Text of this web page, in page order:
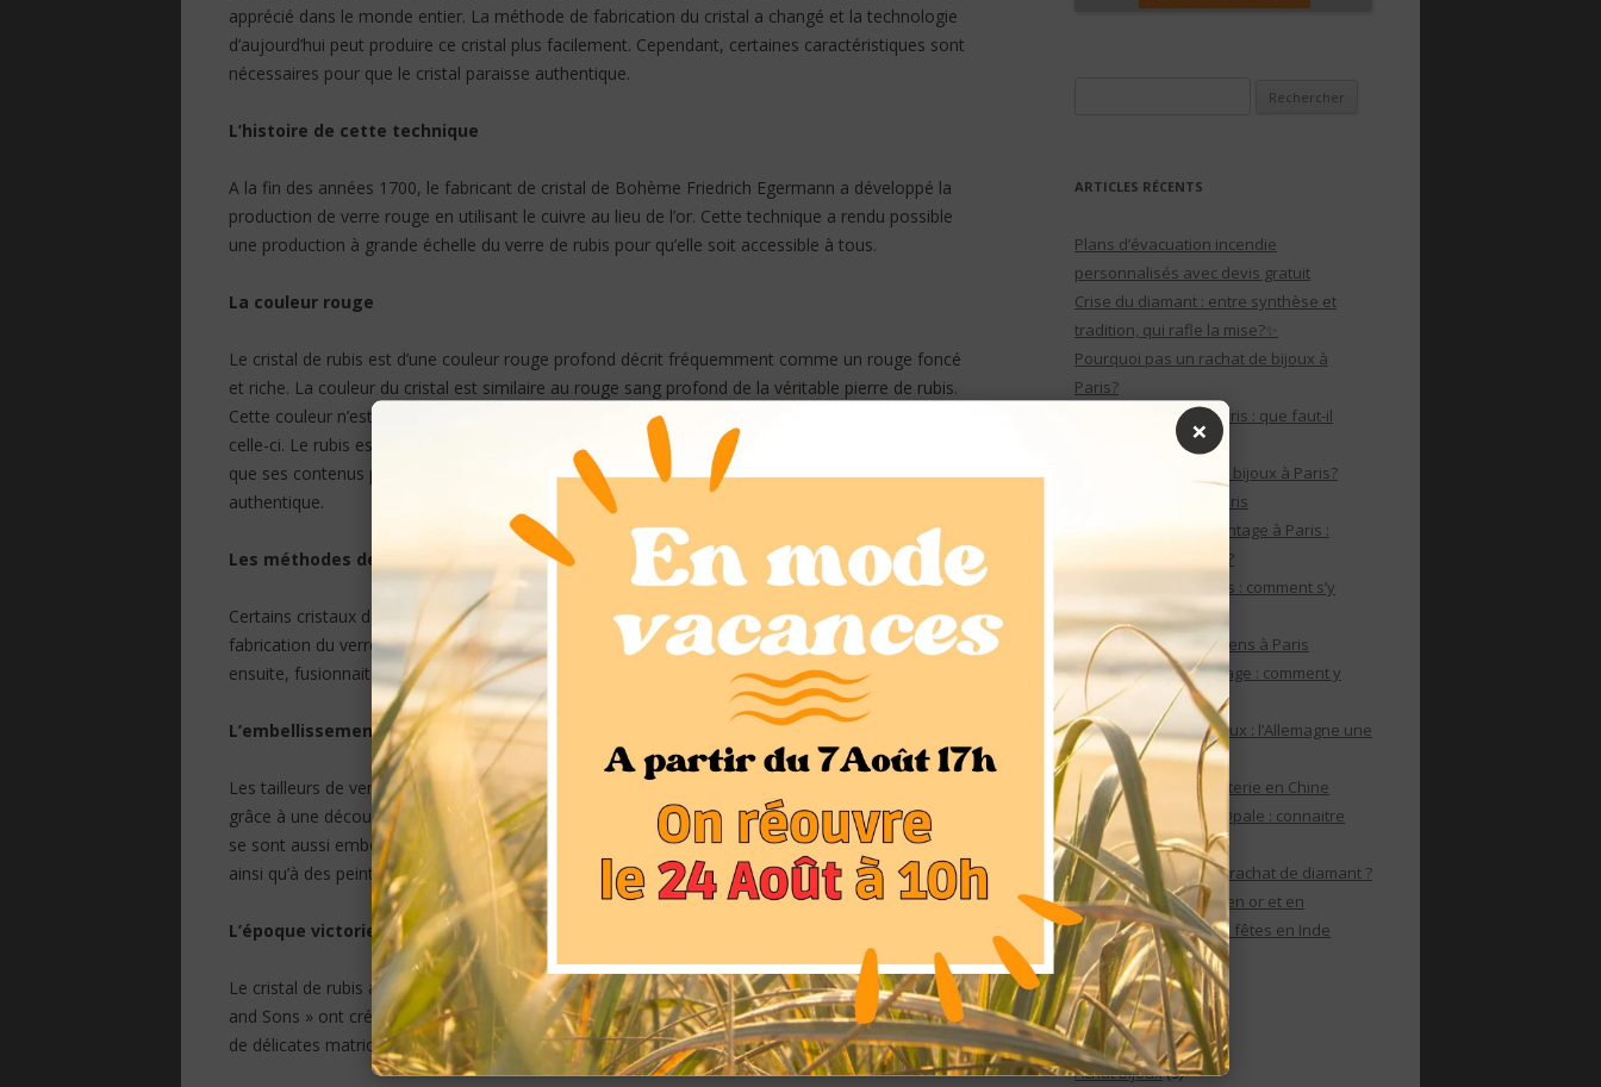
apprécié dans le monde entier. La méthode de fabrication du cristal a changé et la technologie
d’aujourd’hui peut produire ce cristal plus facilement. Cependant, certaines caractéristiques sont
nécessaires pour que le cristal paraisse authentique.
L’histoire de cette technique
A la fin des années 1700, le fabricant de cristal de Bohème Friedrich Egermann a développé la
production de verre rouge en utilisant le cuivre au lieu de l’or. Cette technique a rendu possible
une production à grande échelle du verre de rubis pour qu’elle soit accessible à tous.
La couleur rouge
Le cristal de rubis est d’une couleur rouge profond décrit fréquemment comme un rouge foncé
et riche. La couleur du cristal est similaire au rouge sang profond de la véritable pierre de rubis.
Cette couleur n’est pas complètement opaque et vous pouvez voir légèrement à travers de
celle-ci. Le rubis est teinté dans le cristal et il apparaitre comme le cristal d’une bouteille pour
que ses contenus puissent se voir à travers. Un cristal trop foncé ou trop mou n’est pas
authentique.
Les méthodes de fabrication
Certains cristaux de rubis ont été produits par l’addition de métaux dans le processus de
fabrication du verre. D’autres types de verre ont été teintés pour produire ce fameux rouge qui
ensuite, fusionnait avec le verre à une chaleur élevée.
L’embellissement de ce verre
Les tailleurs de verre ont été capables de créer des matrices sophistiquées en verre transparent
grâce à une découpe dans la couche de couleur. Le rubis et d’autres articles en verre en couleur
se sont aussi embellis grâce à l’adjonction du métal argent, à d’autres revêtements métalliques
ainsi qu’à des peintures d’émail.
L’époque victorienne
Le cristal de rubis a été très populaire au XIXème siècle. Des fabricants comme « James Powell
and Sons » ont créé des objets sophistiqués en verre avec des couches de rubis. De plus en plus
de délicates matrices gravées sont devenues plus à la mode que le verre durant cette période.
ARTICLES RÉCENTS
Plans d’évacuation incendie
personnalisés avec devis gratuit
Crise du diamant : entre synthèse et
tradition, qui rafle la mise?✨
Pourquoi pas un rachat de bijoux à
Paris?
Rachat de bijoux à paris : que faut-il
Où faire un rachat de bijoux à Paris?
Rachat de bijoux à Paris
Le rachat de bijoux vintage à Paris :
comment s’y prendre?
Rachat de bijoux Paris : comment s’y
prendre?
Rachat de bijoux anciens à Paris
Rachat de bijoux vintage : comment y
parvenir ?
Achat Or internationaux : l’Allemagne une
puissance de l’or
Le marché de la bijouterie en Chine
Rachat de bijoux en Opale : connaitre
ses caractéristiques
Comment réaliser un rachat de diamant ?
Les achats de bijoux en or et en
diamants animent les fêtes en Inde
CATÉGORIES
Achat bijoux(9)
×